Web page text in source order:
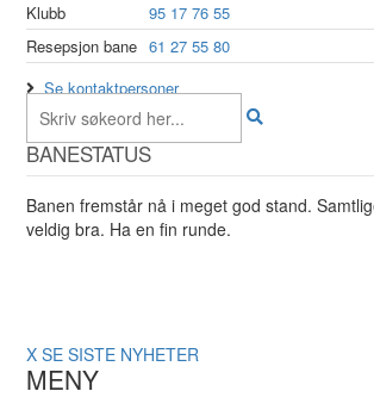
Klubb
95 17 76 55
Resepsjon bane 61 27 55 80
Se kontaktpersoner
BANESTATUS
Banen fremstår nå i meget god stand.
veldig bra. Ha en fin runde.
X SE SISTE NYHETER
MENY